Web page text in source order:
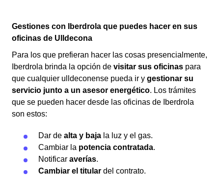
Gestiones con Iberdrola que puedes hacer en sus
oficinas de Ulldecona
Para los que prefieran hacer las cosas presencialmente,
Iberdrola brinda la opción de visitar sus oficinas para
que cualquier ulldeconense pueda ir y gestionar su
servicio junto a un asesor energético. Los trámites
que se pueden hacer desde las oficinas de Iberdrola
son estos:
Dar de alta y baja la luz y el gas.
Cambiar la potencia contratada.
Notificar averías.
Cambiar el titular del contrato.